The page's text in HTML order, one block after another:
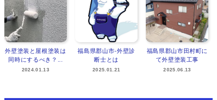
外壁塗装と屋根塗装は
同時にするべき？...
2024.01.13
福島県郡山市‐外壁診
断士とは
2025.01.21
福島県郡山市田村町に
て外壁塗装工事
2025.06.13